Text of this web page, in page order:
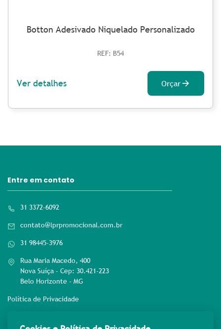
Botton Adesivado Niquelado Personalizado
REF: B54
Ver detalhes Orçar
Entre em contato
31 3372-6092
contato@lprpromocional.com.br
31 98445-3976
Rua Maria Macedo, 400
Nova Suíça - Cep: 30.421-223
Belo Horizonte - MG
Política de Privacidade
Rede sociais